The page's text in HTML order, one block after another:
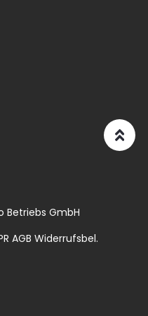
Betriebs GmbH
AGB Widerrufsbel.